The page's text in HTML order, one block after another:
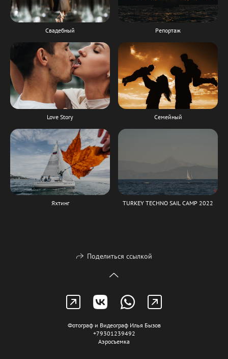
Свадебный Репортаж
Love Story Семейный
Яхтинг TURKEY TECHNO SAIL CAMP 2022
Поделиться ссылкой
Фотограф и Видеограф Илья Бызов
+79301239492
Аэросъемка